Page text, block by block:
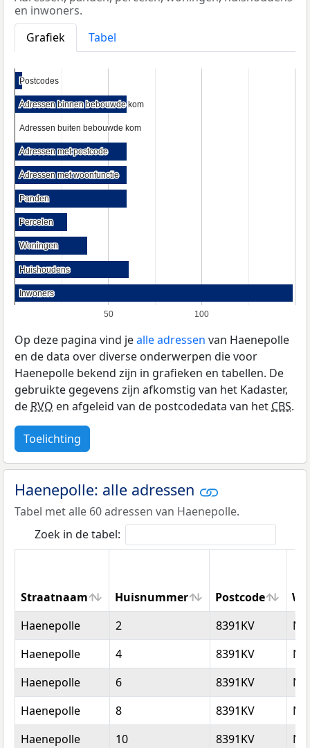
en inwoners.
Grafiek
Tabel
50 100
Postcodes
Postcodes
Adressen binnen bebouwde kom
Adressen binnen bebouwde kom
Adressen buiten bebouwde kom
Adressen buiten bebouwde kom
Adressen met postcode
Adressen met postcode
Adressen met woonfunctie
Adressen met woonfunctie
Panden
Panden
Percelen
Percelen
Woningen
Woningen
Huishoudens
Huishoudens
Inwoners
Inwoners
Op deze pagina vind jealle adressen van Haenepolle
en de data over diverse onderwerpen die voor
Haenepolle bekend zijn in grafieken en tabellen. De
gebruikte gegevens zijn afkomstig van het Kadaster,
deRVO en afgeleid van de postcodedata van hetCBS.
Toelichting
Haenepolle: alle adressen
Tabel met alle 60 adressen van Haenepolle.
Zoek in de tabel:
Straatnaam Huisnummer Postcode
Straatnaam
Huisnummer Postcode
Haenepolle 2 8391KV
Haenepolle
4 8391KV
Haenepolle
6 8391KV
Haenepolle
8 8391KV
Haenepolle
10 8391KV